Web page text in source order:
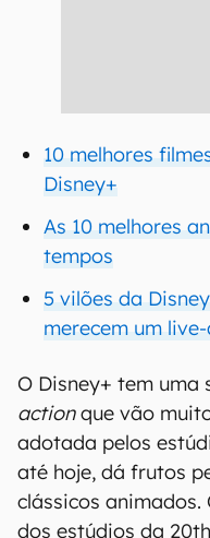
10 melhores
Disney+
As 10 melhores
tempos
5 vilões da
merecem um
O Disney+ tem uma
actionque vão
adotada pelos
até hoje, dá frutos
clássicos
dos estúdios da